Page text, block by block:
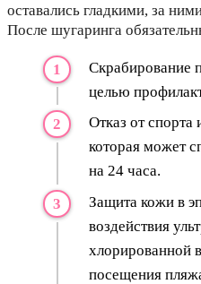
оставались гладкими, за
После шугаринга
Скрабирование
целью
Отказ от спорта
которая может
на 24 часа.
Защита кожи в
воздействия
хлорированной
посещения